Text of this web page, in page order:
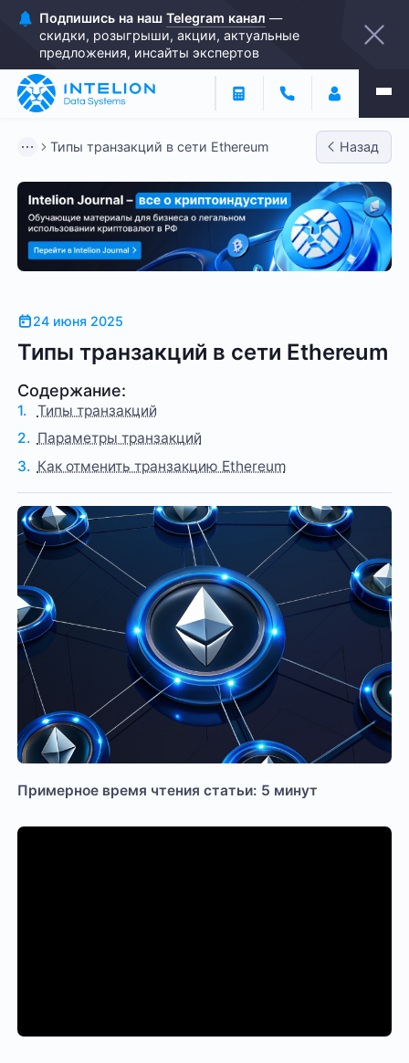
Подпишись на наш Telegram канал —
скидки, розыгрыши, акции, актуальные
предложения, инсайты экспертов
Типы транзакций в сети Ethereum Назад
24 июня 2025
Типы транзакций в сети Ethereum
Содержание:
Типы транзакций
Параметры транзакций
Как отменить транзакцию Ethereum
Примерное время чтения статьи: 5 минут